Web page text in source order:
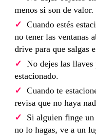
menos si son de valor.
Cuando estés
no tener las ventanas
drive para que salgas
No dejes las llaves
estacionado.
Cuando te
revisa que no haya
Si alguien finge un
no lo hagas, ve a un